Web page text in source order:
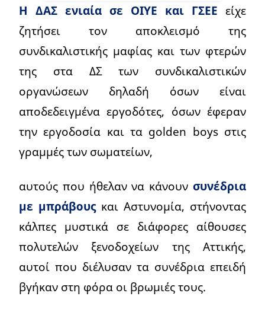
Η ΔΑΣ ενιαία σε ΟΙΥΕ και ΓΣΕΕ είχε
ζητήσει τον αποκλεισμό της
συνδικαλιστικής μαφίας και των φτερών
της στα ΔΣ των συνδικαλιστικών
οργανώσεων δηλαδή όσων είναι
αποδεδειγμένα εργοδότες, όσων έφεραν
την εργοδοσία και τα golden boys στις
γραμμές των σωματείων,
αυτούς που ήθελαν να κάνουν συνέδρια
με μπράβουςκαι Αστυνομία, στήνοντας
κάλπες μυστικά σε διάφορες αίθουσες
πολυτελών ξενοδοχείων της Αττικής,
αυτοί που διέλυσαν τα συνέδρια επειδή
βγήκαν στη φόρα οι βρωμιές τους.